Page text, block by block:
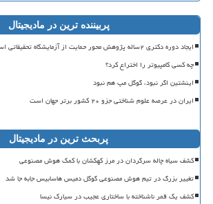
پربیننده ترین در مادیجیتال
ایجاد دوره دکتری ۲ساله پژوهش محور حمایت از آزمایشگاه تحقیقاتی اساتید
چه کسی کامپیوتر را اختراع کرد؟
اینشتین اگر نبود، گوگل مپ هم نبود
ایران در عرصه علوم شناختی جزو ۲۰ کشور برتر جهان است
پربحث ترین در مادیجیتال
کشف سیاه چاله سرگردان در مرز کهکشان با کمک هوش مصنوعی
تغییر بزرگ در تیم هوش مصنوعی گوگل دمیس هاسابیس جابه جا شد
کشف یک قمر ناشناخته با ساختاری عجیب در سیارک نیسا